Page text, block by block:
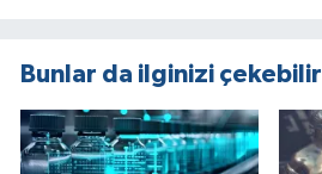
Bunlar da ilginizi çekebilir